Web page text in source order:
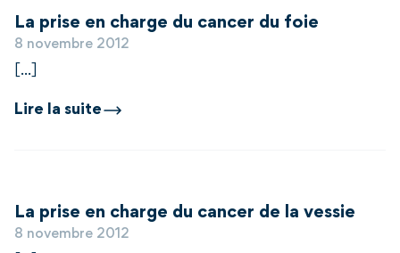
La prise en charge du cancer du foie
8 novembre 2012
[...]
Lire la suite
La prise en charge du cancer de la vessie
8 novembre 2012